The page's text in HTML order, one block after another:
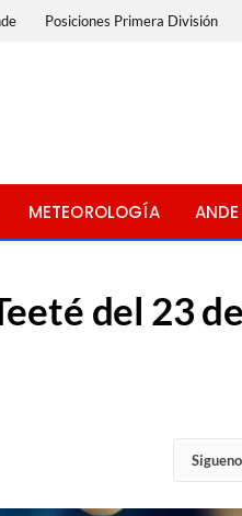
Posiciones Primera División
METEOROLOGÍA
del 23 de